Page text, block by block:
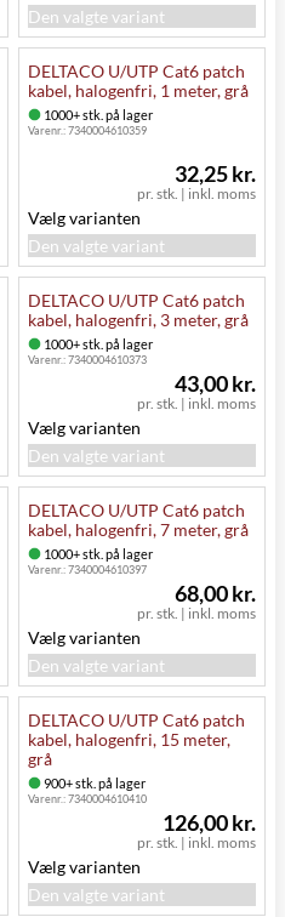
Den valgte variant
DELTACO U/UTP Cat6 patch
kabel, halogenfri, 1 meter, grå
1000+ stk. på lager
Varenr.:7340004610359
pr. stk. | inkl. moms
32,25 kr.
Vælg varianten
Den valgte variant
DELTACO U/UTP Cat6 patch
kabel, halogenfri, 3 meter, grå
1000+ stk. på lager
Varenr.:7340004610373
pr. stk. | inkl. moms
43,00 kr.
Vælg varianten
Den valgte variant
DELTACO U/UTP Cat6 patch
kabel, halogenfri, 7 meter, grå
1000+ stk. på lager
Varenr.:7340004610397
pr. stk. | inkl. moms
68,00 kr.
Vælg varianten
Den valgte variant
DELTACO U/UTP Cat6 patch
kabel, halogenfri, 15 meter,
grå
900+ stk. på lager
Varenr.:7340004610410
pr. stk. | inkl. moms
126,00 kr.
Vælg varianten
Den valgte variant